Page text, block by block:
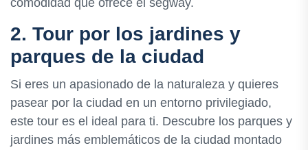
2. Tour por los jardines y
parques de la ciudad
Si eres un apasionado de la naturaleza y quieres
pasear por la ciudad en un entorno privilegiado,
este tour es el ideal para ti. Descubre los parques y
jardines más emblemáticos de la ciudad montado